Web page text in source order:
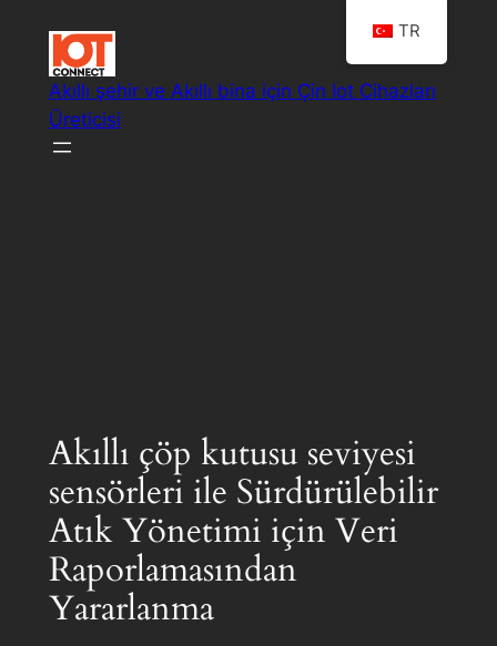
Akıllı şehir ve Akıllı bina için Çin Iot Cihazları
Üreticisi
Akıllı çöp kutusu seviyesi
sensörleri ile Sürdürülebilir
Atık Yönetimi için Veri
Raporlamasından
Yararlanma
TR